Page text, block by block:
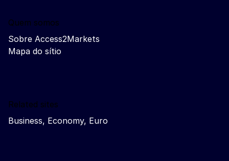
Quem somos
Sobre Access2Markets
Mapa do sítio
Related sites
Business, Economy, Euro